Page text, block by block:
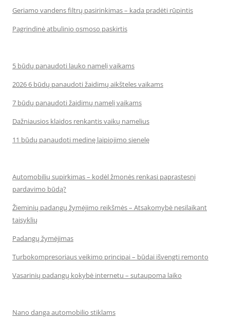
Geriamo vandens filtrų pasirinkimas – kada pradėti rūpintis
Pagrindinė atbulinio osmoso paskirtis
5 būdų panaudoti lauko namelį vaikams
2026 6 būdų panaudoti žaidimų aikšteles vaikams
7 būdų panaudoti žaidimų namelį vaikams
Dažniausios klaidos renkantis vaikų namelius
11 būdų panaudoti medinę laipiojimo sienelę
Automobilių supirkimas – kodėl žmonės renkasi paprastesnį
pardavimo būdą?
Žieminių padangų žymėjimo reikšmės – Atsakomybė nesilaikant
taisyklių
Padangų žymėjimas
Turbokompresoriaus veikimo principai – būdai išvengti remonto
Vasarinių padangų kokybė internetu – sutaupoma laiko
Nano danga automobilio stiklams